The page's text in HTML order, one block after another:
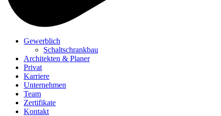
Gewerblich
Schaltschrankbau
Architekten & Planer
Privat
Karriere
Unternehmen
Team
Zertifikate
Kontakt